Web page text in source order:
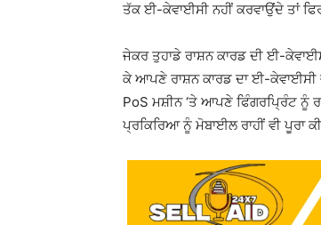
ਤੱਕ ਈ-ਕੇਵਾਈਸੀ ਨਹੀਂ ਕਰਵਾਉਂਦੇ ਤਾਂ
ਜੇਕਰ ਤੁਹਾਡੇ ਰਾਸ਼ਨ ਕਾਰਡ ਦੀ ਈ-
ਕੇ ਆਪਣੇ ਰਾਸ਼ਨ ਕਾਰਡ ਦਾ ਈ-
PoS ਮਸ਼ੀਨ ‘ਤੇ ਆਪਣੇ ਫਿੰਗਰਪ੍ਰਿੰਟ ਨੂੰ
ਪ੍ਰਕਿਰਿਆ ਨੂੰ ਮੋਬਾਈਲ ਰਾਹੀਂ ਵੀ ਪੂਰਾ